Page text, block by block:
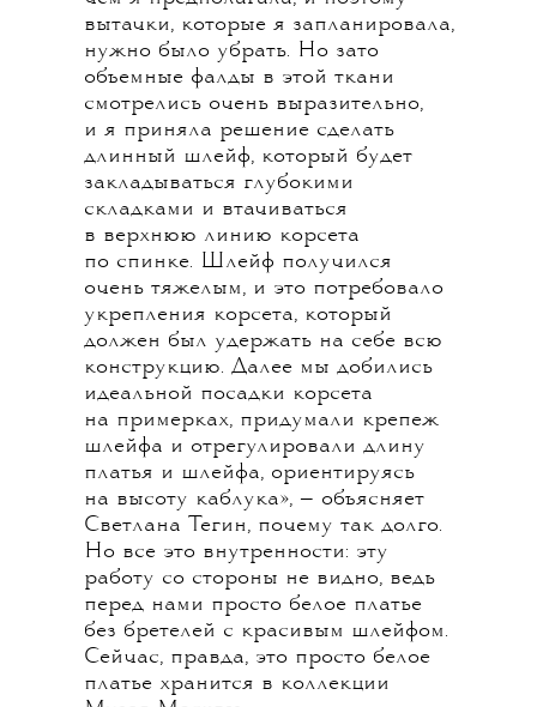
вытачки, которые я запланировала,
нужно было убрать. Но зато
объемные фалды в этой ткани
смотрелись очень выразительно,
и я приняла решение сделать
длинный шлейф, который будет
закладываться глубокими
складками и втачиваться
в верхнюю линию корсета
по спинке. Шлейф получился
очень тяжелым, и это потребовало
укрепления корсета, который
должен был удержать на себе всю
конструкцию. Далее мы добились
идеальной посадки корсета
на примерках, придумали крепеж
шлейфа и отрегулировали длину
платья и шлейфа, ориентируясь
на высоту каблука», — объясняет
Светлана Тегин, почему так долго.
Но все это внутренности: эту
работу со стороны не видно, ведь
перед нами просто белое платье
без бретелей с красивым шлейфом.
Сейчас, правда, это просто белое
платье хранится в коллекции